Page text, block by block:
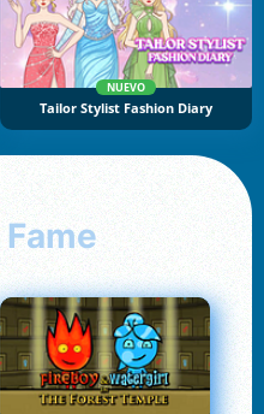
NUEVO
Tailor Stylist Fashion Diary
Fame